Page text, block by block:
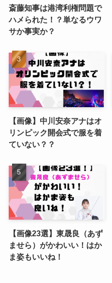
斎藤知事は港湾利権問題で
ハメられた！？単なるウワ
サか事実か？
【画像】中川安奈アナはオ
リンピック開会式で服を着
ていない？？
【画像23選】東晟良（あず
ませら）がかわいい！はか
ま姿もいいね！